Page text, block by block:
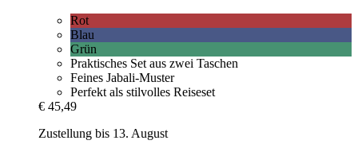
Rot
Blau
Grün
Praktisches Set aus zwei Taschen
Feines Jabali-Muster
Perfekt als stilvolles Reiseset
€ 45,49
Zustellung bis 13. August